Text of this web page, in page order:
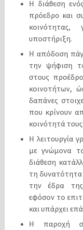
Η διάθεση
πρόεδρο και
υποστήριξη.
Η απόδοση
την ψήφιση
στους
κοινοτήτων,
δαπάνες
που κρίνουν
κοινότητά τους.
Η λειτουργία
με γνώμονα
διάθεση
τη δυνατότητα
την έδρα της
εφόσον το
και υπάρχει
Η παροχή